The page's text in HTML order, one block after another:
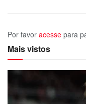
Por favor acesse para
Mais vistos